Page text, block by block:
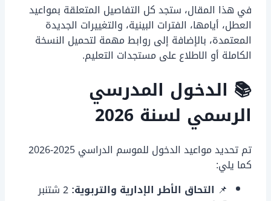
في هذا المقال، ستجد كل التفاصيل المتعلقة بمواعيد
العطل، أيامها، الفترات البينية، والتغييرات الجديدة
المعتمدة، بالإضافة إلى روابط مهمة لتحميل النسخة
الكاملة أو الاطلاع على مستجدات التعليم.
📚 الدخول المدرسي
الرسمي لسنة 2026
تم تحديد مواعيد الدخول للموسم الدراسي 2025-2026
كما يلي:
📌 التحاق الأطر الإدارية والتربوية:
2 شتنبر